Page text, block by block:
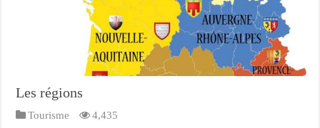
Les régions
Tourisme 4,435